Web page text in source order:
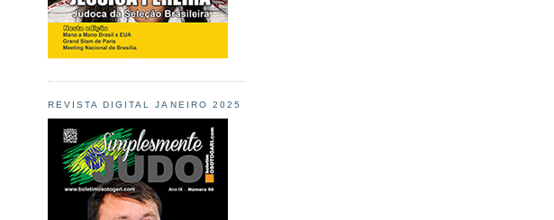
REVISTA DIGITAL JANEIRO 2025